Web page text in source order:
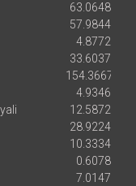
63.0648
57.9844
4.8772
33.6037
154.3667
4.9346
12.5872
28.9224
10.3334
0.6078
7.0147